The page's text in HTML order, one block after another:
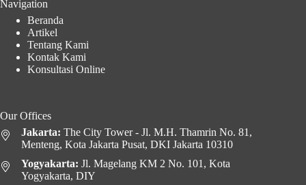
Navigation
Beranda
Artikel
Tentang Kami
Kontak Kami
Konsultasi Online
Our Offices
Jakarta: The City Tower - Jl. M.H. Thamrin No. 81,
Menteng, Kota Jakarta Pusat, DKI Jakarta 10310
Yogyakarta: Jl. Magelang KM 2 No. 101, Kota
Yogyakarta, DIY